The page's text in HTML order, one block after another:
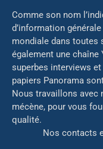
Comme son nom
d’information
mondiale dans toutes
également une chaîne
superbes interviews et
papiers Panorama
Nous travaillons avec
mécène, pour vous
qualité.
Nos contacts